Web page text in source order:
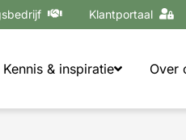
Klantportaal
Kennis & inspiratie Over